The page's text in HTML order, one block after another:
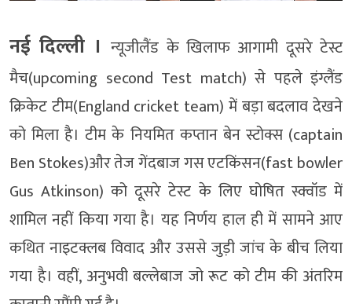
नई दिल्ली ।न्यूजीलैंड के खिलाफ आगामी दूसरे टेस्ट
मैच(upcoming second Test match) से पहले इंग्लैंड
क्रिकेट टीम(England cricket team) में बड़ा बदलाव देखने
को मिला है। टीम के नियमित कप्तान बेन स्टोक्स (captain
Ben Stokes)और तेज गेंदबाज गस एटकिंसन(fast bowler
Gus Atkinson) को दूसरे टेस्ट के लिए घोषित स्क्वॉड में
शामिल नहीं किया गया है। यह निर्णय हाल ही में सामने आए
कथित नाइटक्लब विवाद और उससे जुड़ी जांच के बीच लिया
गया है। वहीं, अनुभवी बल्लेबाज जो रूट को टीम की अंतरिम